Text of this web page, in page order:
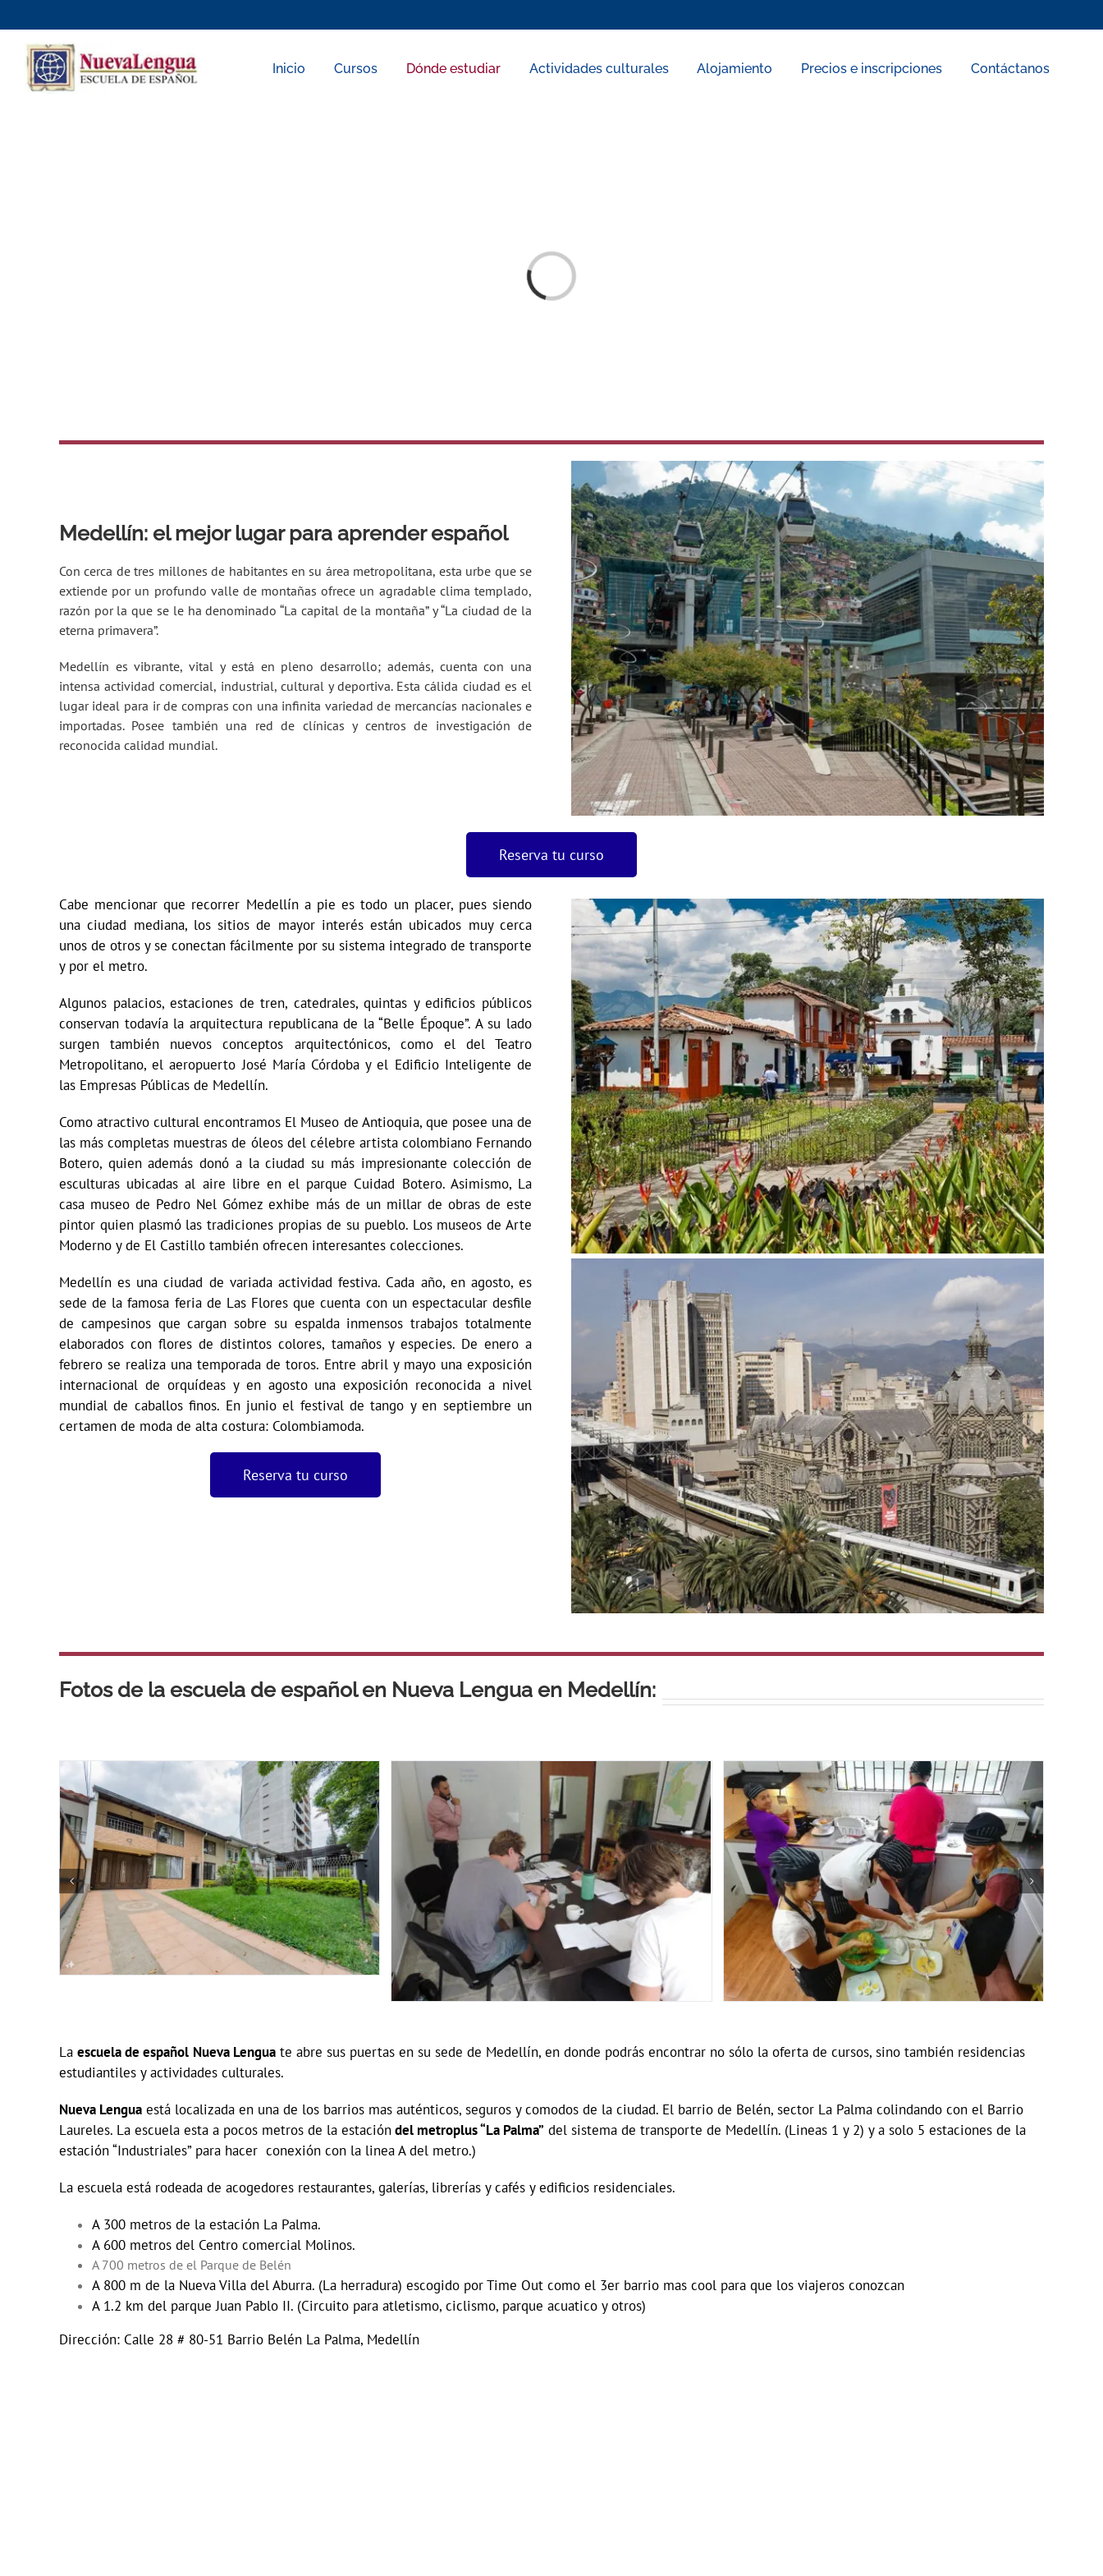
to
content
Inicio Cursos Dónde estudiar Actividades culturales Alojamiento Precios e inscripciones Contáctanos
Loading...
Medellín: el mejor lugar para aprender español
Con cerca de tres millones de habitantes en su área metropolitana, esta urbe que se
extiende por un profundo valle de montañas ofrece un agradable clima templado,
razón por la que se le ha denominado “La capital de la montaña” y “La ciudad de la
eterna primavera”.
Medellín es vibrante, vital y está en pleno desarrollo; además, cuenta con una
intensa actividad comercial, industrial, cultural y deportiva. Esta cálida ciudad es el
lugar ideal para ir de compras con una infinita variedad de mercancías nacionales e
importadas. Posee también una red de clínicas y centros de investigación de
reconocida calidad mundial.
Reserva tu curso
Cabe mencionar que recorrer Medellín a pie es todo un placer, pues siendo
una ciudad mediana, los sitios de mayor interés están ubicados muy cerca
unos de otros y se conectan fácilmente por su sistema integrado de transporte
y por el metro.
Algunos palacios, estaciones de tren, catedrales, quintas y edificios públicos
conservan todavía la arquitectura republicana de la “Belle Époque”. A su lado
surgen también nuevos conceptos arquitectónicos, como el del Teatro
Metropolitano, el aeropuerto José María Córdoba y el Edificio Inteligente de
las Empresas Públicas de Medellín.
Como atractivo cultural encontramos El Museo de Antioquia, que posee una de
las más completas muestras de óleos del célebre artista colombiano Fernando
Botero, quien además donó a la ciudad su más impresionante colección de
esculturas ubicadas al aire libre en el parque Cuidad Botero. Asimismo, La
casa museo de Pedro Nel Gómez exhibe más de un millar de obras de este
pintor quien plasmó las tradiciones propias de su pueblo. Los museos de Arte
Moderno y de El Castillo también ofrecen interesantes colecciones.
Medellín es una ciudad de variada actividad festiva. Cada año, en agosto, es
sede de la famosa feria de Las Flores que cuenta con un espectacular desfile
de campesinos que cargan sobre su espalda inmensos trabajos totalmente
elaborados con flores de distintos colores, tamaños y especies. De enero a
febrero se realiza una temporada de toros. Entre abril y mayo una exposición
internacional de orquídeas y en agosto una exposición reconocida a nivel
mundial de caballos finos. En junio el festival de tango y en septiembre un
certamen de moda de alta costura: Colombiamoda.
Reserva tu curso
Fotos de la escuela de español en Nueva Lengua en Medellín:
La escuela de español Nueva Lengua te abre sus puertas en su sede de Medellín, en donde podrás encontrar no sólo la oferta de cursos, sino también residencias
estudiantiles y actividades culturales.
Nueva Lengua está localizada en una de los barrios mas auténticos, seguros y comodos de la ciudad. El barrio de Belén, sector La Palma colindando con el Barrio
Laureles. La escuela esta a pocos metros de la estacióndel metroplus “La Palma” del sistema de transporte de Medellín. (Lineas 1 y 2) y a solo 5 estaciones de la
estación “Industriales” para hacer conexión con la linea A del metro.)
La escuela está rodeada de acogedores restaurantes, galerías, librerías y cafés y edificios residenciales.
A 300 metros de la estación La Palma.
A 600 metros del Centro comercial Molinos.
A 700 metros de el Parque de Belén
A 800 m de la Nueva Villa del Aburra. (La herradura) escogido por Time Out como el 3er barrio mas cool para que los viajeros conozcan
A 1.2 km del parque Juan Pablo II. (Circuito para atletismo, ciclismo, parque acuatico y otros)
Dirección: Calle 28 # 80-51 Barrio Belén La Palma, Medellín